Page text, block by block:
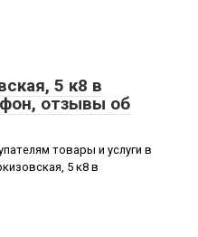
5 к8 в
отзывы об
товары и услуги в
5 к8 в